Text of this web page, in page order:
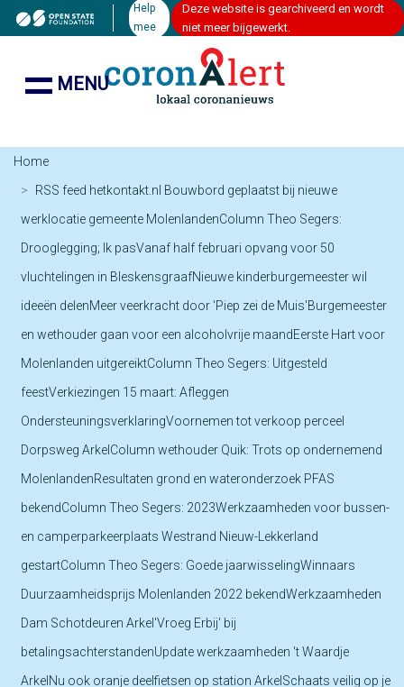
Help
mee
Deze website is gearchiveerd en wordt
niet meer bijgewerkt.
MENU
Home
RSS feed hetkontakt.nl Bouwbord geplaatst bij nieuwe
werklocatie gemeente MolenlandenColumn Theo Segers:
Drooglegging; Ik pasVanaf half februari opvang voor 50
vluchtelingen in BleskensgraafNieuwe kinderburgemeester wil
ideeën delenMeer veerkracht door 'Piep zei de Muis'Burgemeester
en wethouder gaan voor een alcoholvrije maandEerste Hart voor
Molenlanden uitgereiktColumn Theo Segers: Uitgesteld
feestVerkiezingen 15 maart: Afleggen
OndersteuningsverklaringVoornemen tot verkoop perceel
Dorpsweg ArkelColumn wethouder Quik: Trots op ondernemend
MolenlandenResultaten grond en wateronderzoek PFAS
bekendColumn Theo Segers: 2023Werkzaamheden voor bussen-
en camperparkeerplaats Westrand Nieuw-Lekkerland
gestartColumn Theo Segers: Goede jaarwisselingWinnaars
Duurzaamheidsprijs Molenlanden 2022 bekendWerkzaamheden
Dam Schotdeuren Arkel'Vroeg Erbij' bij
betalingsachterstandenUpdate werkzaamheden 't Waardje
ArkelNu ook oranje deelfietsen op station ArkelSchaats veilig op je